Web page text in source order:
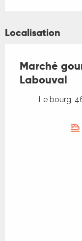
Localisation
Marché
Labouval
Le bourg,